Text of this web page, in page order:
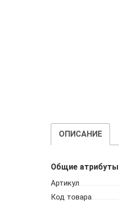
ОПИСАНИЕ
Общие атрибуты
Артикул
Код товара